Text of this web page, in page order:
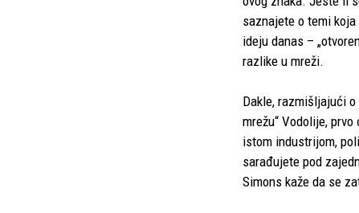
saznajete o temi
ideju danas –
razlike u mreži.
Dakle, razmišljajući
mrežu“ Vodolije,
istom industrijom,
sarađujete pod
Simons kaže da se